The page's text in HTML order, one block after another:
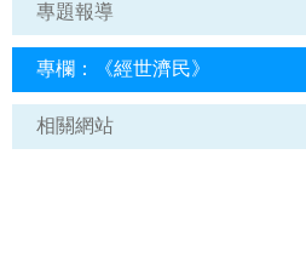
專題報導
專欄：《經世濟民》
相關網站